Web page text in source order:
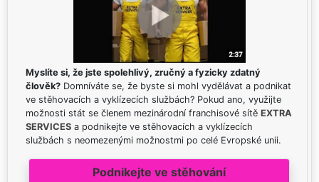
Myslíte si, že jste spolehlivý, zručný a fyzicky zdatný
člověk? Domníváte se, že byste si mohl vydělávat a podnikat
ve stěhovacích a vyklízecích službách? Pokud ano, využijte
možnosti stát se členem mezinárodní franchisové sítě EXTRA
SERVICES a podnikejte ve stěhovacích a vyklízecích
službách s neomezenými možnostmi po celé Evropské unii.
Podnikejte ve stěhování